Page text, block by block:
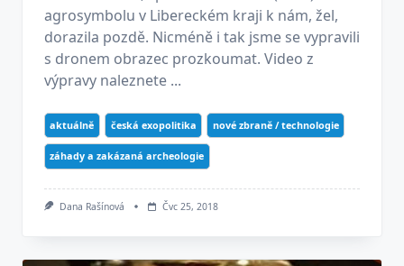
agrosymbolu v Libereckém kraji k nám, žel,
dorazila pozdě. Nicméně i tak jsme se vypravili
s dronem obrazec prozkoumat. Video z
výpravy naleznete ...
aktuálně česká exopolitika nové zbraně / technologie
záhady a zakázaná archeologie
Dana Rašínová Čvc 25, 2018